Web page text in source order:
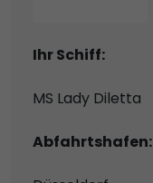
Ihr Schiff:
MS Lady Diletta
Abfahrtshafen: